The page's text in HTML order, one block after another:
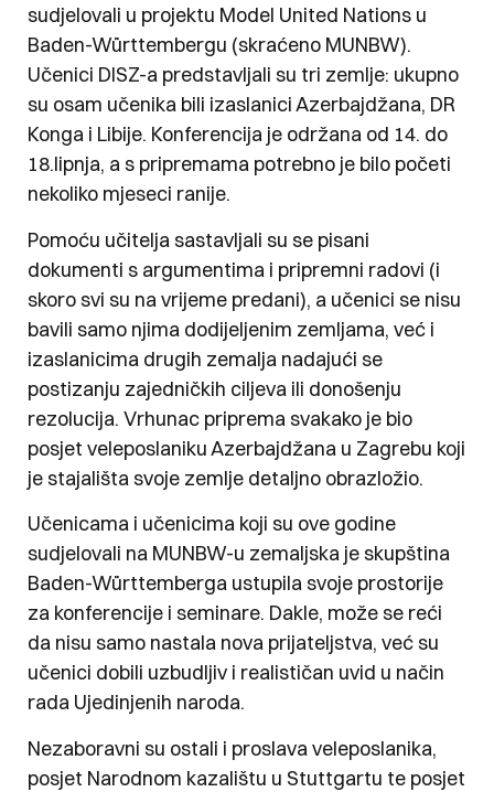
sudjelovali u projektu Model United Nations u
Baden-Württembergu (skraćeno MUNBW).
Učenici DISZ-a predstavljali su tri zemlje: ukupno
su osam učenika bili izaslanici Azerbajdžana, DR
Konga i Libije. Konferencija je održana od 14. do
18.lipnja, a s pripremama potrebno je bilo početi
nekoliko mjeseci ranije.
Pomoću učitelja sastavljali su se pisani
dokumenti s argumentima i pripremni radovi (i
skoro svi su na vrijeme predani), a učenici se nisu
bavili samo njima dodijeljenim zemljama, već i
izaslanicima drugih zemalja nadajući se
postizanju zajedničkih ciljeva ili donošenju
rezolucija. Vrhunac priprema svakako je bio
posjet veleposlaniku Azerbajdžana u Zagrebu koji
je stajališta svoje zemlje detaljno obrazložio.
Učenicama i učenicima koji su ove godine
sudjelovali na MUNBW-u zemaljska je skupština
Baden-Württemberga ustupila svoje prostorije
za konferencije i seminare. Dakle, može se reći
da nisu samo nastala nova prijateljstva, već su
učenici dobili uzbudljiv i realističan uvid u način
rada Ujedinjenih naroda.
Nezaboravni su ostali i proslava veleposlanika,
posjet Narodnom kazalištu u Stuttgartu te posjet